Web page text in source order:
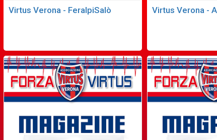
Virtus Verona - FeralpiSalò Virtus Verona -